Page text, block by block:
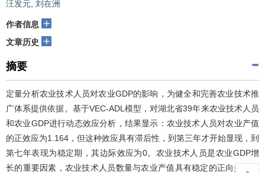
汪发元 刘在洲
作者信息 +
文章历史 +
摘要
定量分析农业技术人员对农业GDP的影响，为健全和完善农业技术推
广体系提供依据。基于VEC-ADL模型，对湖北省39年来农业技术人员
和农业GDP进行动态效应分析，结果显示：农业技术人员对农业产值
的正效应为1.164，但这种效应具有滞后性，到第三年才开始显现，到
第七年表现为稳定期，其边际效应为0。农业技术人员是农业GDP增
长的重要因素，农业技术人员数量与农业产值具有稳定的正向关系，